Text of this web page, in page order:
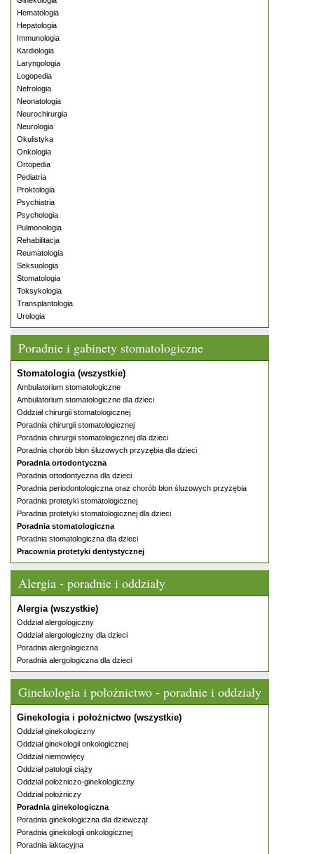
Hematologia
Hepatologia
Immunologia
Kardiologia
Laryngologia
Logopedia
Nefrologia
Neonatologia
Neurochirurgia
Neurologia
Okulistyka
Onkologia
Ortopedia
Pediatria
Proktologia
Psychiatria
Psychologia
Pulmonologia
Rehabilitacja
Reumatologia
Seksuologia
Stomatologia
Toksykologia
Transplantologia
Urologia
Poradnie i gabinety stomatologiczne
Stomatologia (wszystkie)
Ambulatorium stomatologiczne
Ambulatorium stomatologiczne dla dzieci
Oddział chirurgii stomatologicznej
Poradnia chirurgii stomatologicznej
Poradnia chirurgii stomatologicznej dla dzieci
Poradnia chorób błon śluzowych przyzębia dla dzieci
Poradnia ortodontyczna
Poradnia ortodontyczna dla dzieci
Poradnia periodontologiczna oraz chorób błon śluzowych przyzębia
Poradnia protetyki stomatologicznej
Poradnia protetyki stomatologicznej dla dzieci
Poradnia stomatologiczna
Poradnia stomatologiczna dla dzieci
Pracownia protetyki dentystycznej
Alergia - poradnie i oddziały
Alergia (wszystkie)
Oddział alergologiczny
Oddział alergologiczny dla dzieci
Poradnia alergologiczna
Poradnia alergologiczna dla dzieci
Ginekologia i położnictwo - poradnie i oddziały
Ginekologia i położnictwo (wszystkie)
Oddział ginekologiczny
Oddział ginekologii onkologicznej
Oddział niemowlęcy
Oddział patologii ciąży
Oddział położniczo-ginekologiczny
Oddział położniczy
Poradnia ginekologiczna
Poradnia ginekologiczna dla dziewcząt
Poradnia ginekologii onkologicznej
Poradnia laktacyjna